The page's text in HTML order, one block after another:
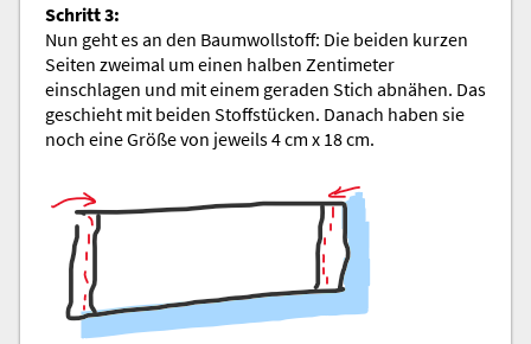
Schritt 3:
Nun geht es an den Baumwollstoff: Die beiden kurzen
Seiten zweimal um einen halben Zentimeter
einschlagen und mit einem geraden Stich abnähen. Das
geschieht mit beiden Stoffstücken. Danach haben sie
noch eine Größe von jeweils 4 cm x 18 cm.